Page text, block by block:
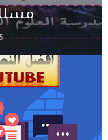
مدونة الأسرة وفق أخر
قانون المسطرة
المادة المدنية : جميع
المسؤولية المدنية في
الأمن السيبراني قانون